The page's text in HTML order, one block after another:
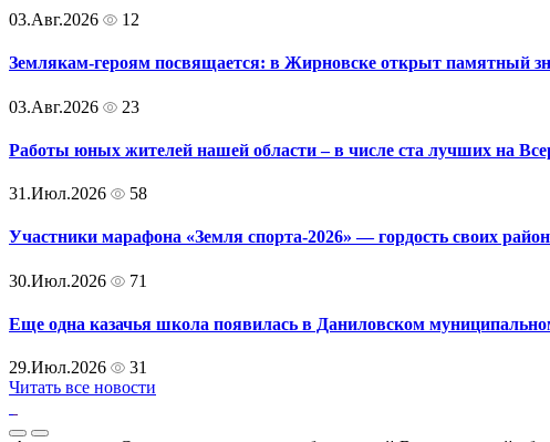
03.Авг.2026 12
Землякам-героям посвящается: в Жирновске открыт памятный
03.Авг.2026 23
Работы юных жителей нашей области – в числе ста лучших на
31.Июл.2026 58
Участники марафона «Земля спорта-2026» — гордость своих
30.Июл.2026 71
Еще одна казачья школа появилась в Даниловском
29.Июл.2026
31
Читать все новости